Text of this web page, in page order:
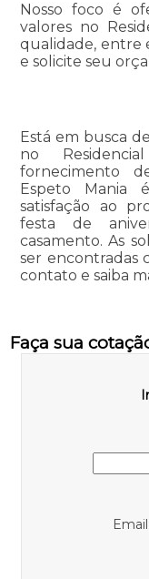
Nosso foco é
valores no
qualidade, entre
e solicite seu
Está em busca
no
fornecimento
Espeto Mania
satisfação ao
festa de
casamento. As
ser encontradas
contato e saiba
Faça sua
Email: